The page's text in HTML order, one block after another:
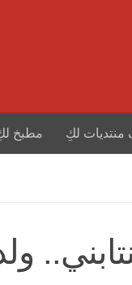
منتديات لكِ مطبخ